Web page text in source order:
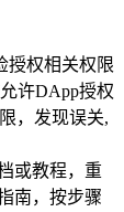
授权相关权限
许DApp授权
，发现误关,
或教程，重
南，按步骤